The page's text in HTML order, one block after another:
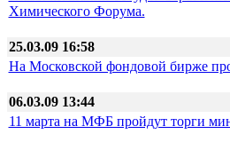
Химического Форума.
25.03.09 16:58
На Московской фондовой бирже
06.03.09 13:44
11 марта на МФБ пройдут торги